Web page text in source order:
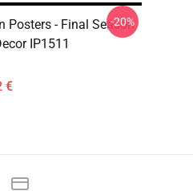
Posters - Final Season
IP1511
€
-20%